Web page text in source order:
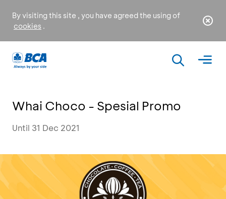
By visiting this site , you have agreed the using of
cookies .
Whai Choco - Spesial Promo
Until 31 Dec 2021